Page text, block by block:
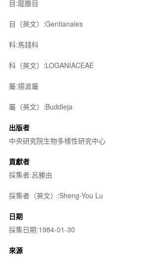
目:龍膽目
目（英文）:Gentianales
科:馬錢科
科（英文）:LOGANIACEAE
屬:揚波屬
屬（英文）:Buddleja
出版者
中央研究院生物多樣性研究中心
貢獻者
採集者:呂勝由
採集者（英文）:Sheng-You Lu
日期
採集日期:1984-01-30
來源